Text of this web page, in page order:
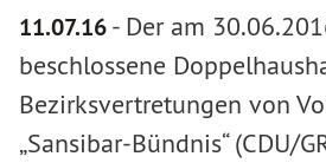
11.07.16- Der am
beschlossene
Bezirksvertretungen von
„Sansibar-Bündnis“ (CDU/